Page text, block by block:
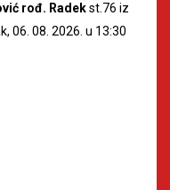
rođ. Radekst.76 iz
06. 08. 2026. u 13:30